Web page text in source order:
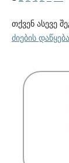
თქვენ ასევე
ძიების დაწყება